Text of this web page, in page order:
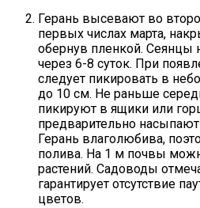
Герань высевают во
первых числах марта,
обернув пленкой. Сеянцы
через 6-8 суток. При
следует пикировать в
до 10 см. Не раньше
пикируют в ящики или
предварительно насыпают
Герань влаголюбива,
полива. На 1 м почвы
растений. Садоводы
гарантирует отсутствие
цветов.